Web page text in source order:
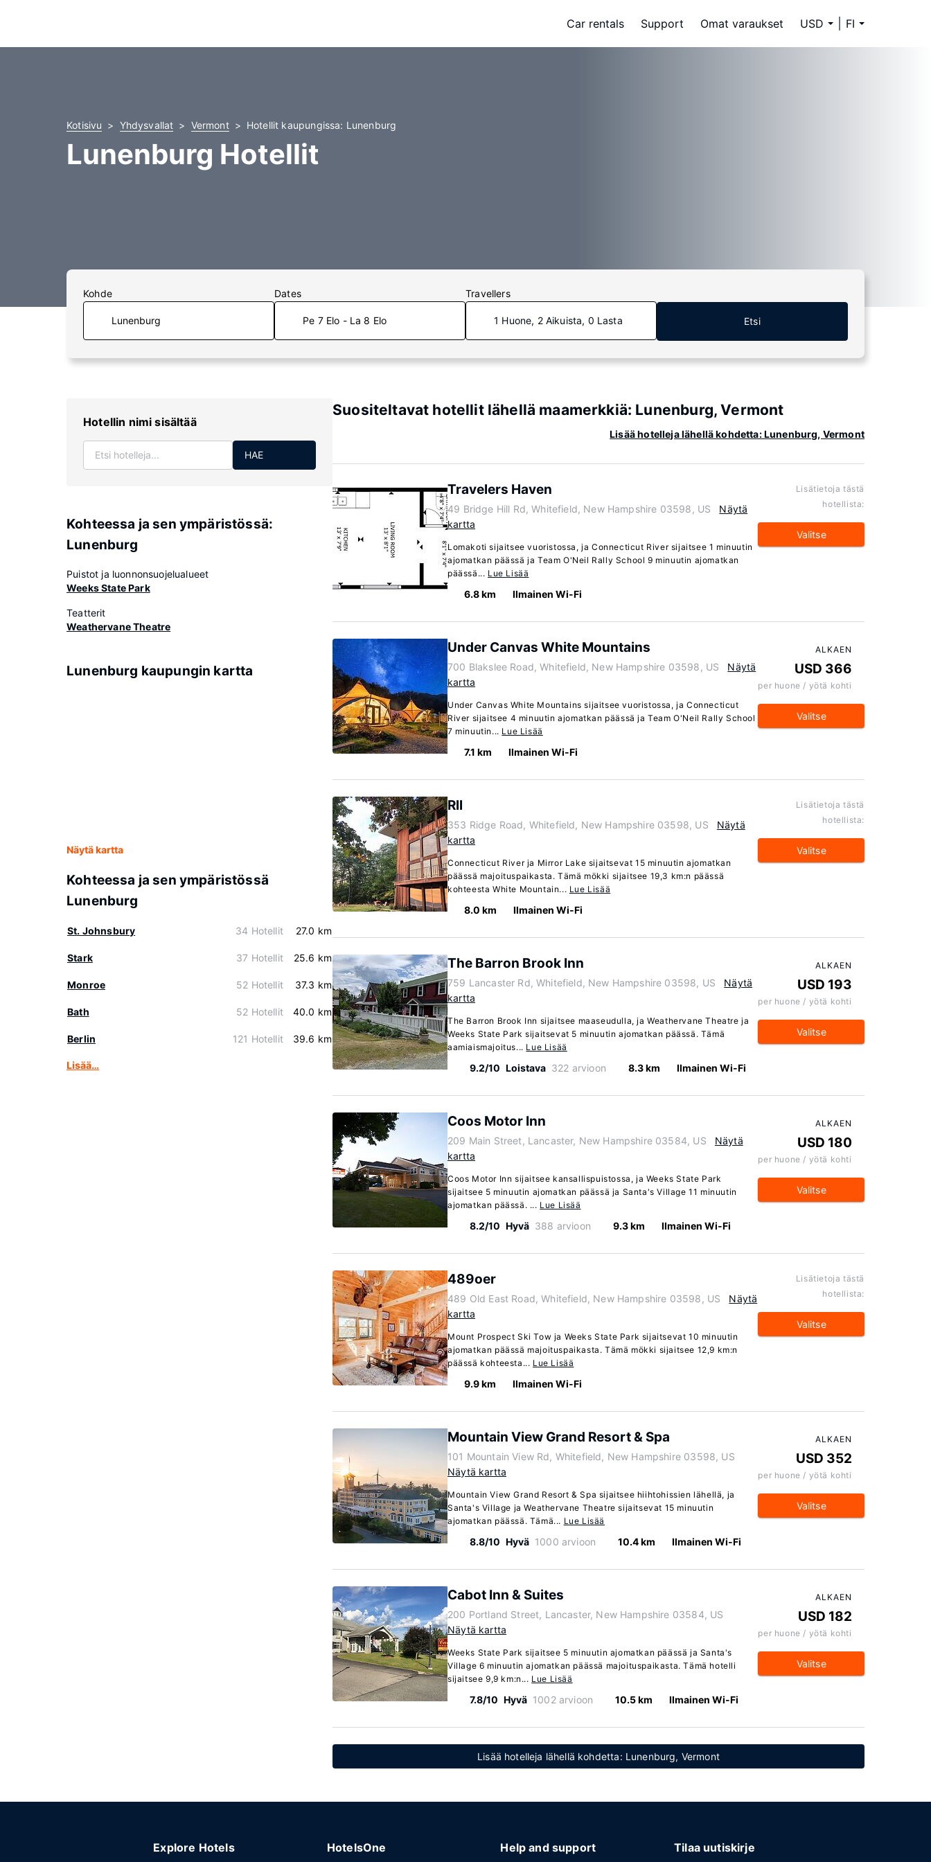
Car rentals Support Omat varaukset USD FI
Kotisivu Yhdysvallat Vermont Hotellit kaupungissa: Lunenburg
Lunenburg Hotellit
Kohde Dates
Pe 7 Elo - La 8 Elo
Travellers
1 Huone, 2 Aikuista, 0 Lasta Etsi
Hotellin nimi sisältää
HAE
Kohteessa ja sen ympäristössä:
Lunenburg
Puistot ja luonnonsuojelualueet
Weeks State Park
Teatterit
Weathervane Theatre
Lunenburg kaupungin kartta
Näytä kartta
Kohteessa ja sen ympäristössä
Lunenburg
St. Johnsbury 34 Hotellit 27.0 km
Stark 37 Hotellit 25.6 km
Monroe 52 Hotellit 37.3 km
Bath 52 Hotellit 40.0 km
Berlin 121 Hotellit 39.6 km
Lisää…
Suositeltavat hotellit lähellä maamerkkiä: Lunenburg, Vermont
Lisää hotelleja lähellä kohdetta: Lunenburg, Vermont
Travelers Haven
49 Bridge Hill Rd, Whitefield, New Hampshire 03598, US
Näytä
kartta
Lomakoti sijaitsee vuoristossa, ja Connecticut River sijaitsee 1 minuutin
ajomatkan päässä ja Team O'Neil Rally School 9 minuutin ajomatkan
päässä... Lue Lisää
6.8 km Ilmainen Wi-Fi
Lisätietoja tästä
hotellista:
Valitse
Under Canvas White Mountains
700 Blakslee Road, Whitefield, New Hampshire 03598, US
Näytä
kartta
Under Canvas White Mountains sijaitsee vuoristossa, ja Connecticut
River sijaitsee 4 minuutin ajomatkan päässä ja Team O'Neil Rally School
7 minuutin... Lue Lisää
7.1 km Ilmainen Wi-Fi
ALKAEN
USD 366
per huone / yötä kohti
Valitse
Rll
353 Ridge Road, Whitefield, New Hampshire 03598, US
Näytä
kartta
Connecticut River ja Mirror Lake sijaitsevat 15 minuutin ajomatkan
päässä majoituspaikasta. Tämä mökki sijaitsee 19,3 km:n päässä
kohteesta White Mountain... Lue Lisää
8.0 km Ilmainen Wi-Fi
Lisätietoja tästä
hotellista:
Valitse
The Barron Brook Inn
759 Lancaster Rd, Whitefield, New Hampshire 03598, US
Näytä
kartta
The Barron Brook Inn sijaitsee maaseudulla, ja Weathervane Theatre ja
Weeks State Park sijaitsevat 5 minuutin ajomatkan päässä. Tämä
aamiaismajoitus... Lue Lisää
9.2/10 Loistava 322 arvioon 8.3 km Ilmainen Wi-Fi
ALKAEN
USD 193
per huone / yötä kohti
Valitse
Coos Motor Inn
209 Main Street, Lancaster, New Hampshire 03584, US
Näytä
kartta
Coos Motor Inn sijaitsee kansallispuistossa, ja Weeks State Park
sijaitsee 5 minuutin ajomatkan päässä ja Santa's Village 11 minuutin
ajomatkan päässä. ... Lue Lisää
8.2/10 Hyvä 388 arvioon 9.3 km Ilmainen Wi-Fi
ALKAEN
USD 180
per huone / yötä kohti
Valitse
489oer
489 Old East Road, Whitefield, New Hampshire 03598, US
Näytä
kartta
Mount Prospect Ski Tow ja Weeks State Park sijaitsevat 10 minuutin
ajomatkan päässä majoituspaikasta. Tämä mökki sijaitsee 12,9 km:n
päässä kohteesta... Lue Lisää
9.9 km Ilmainen Wi-Fi
Lisätietoja tästä
hotellista:
Valitse
Mountain View Grand Resort & Spa
101 Mountain View Rd, Whitefield, New Hampshire 03598, US
Näytä kartta
Mountain View Grand Resort & Spa sijaitsee hiihtohissien lähellä, ja
Santa's Village ja Weathervane Theatre sijaitsevat 15 minuutin
ajomatkan päässä. Tämä... Lue Lisää
8.8/10 Hyvä 1000 arvioon 10.4 km Ilmainen Wi-Fi
ALKAEN
USD 352
per huone / yötä kohti
Valitse
Cabot Inn & Suites
200 Portland Street, Lancaster, New Hampshire 03584, US
Näytä kartta
Weeks State Park sijaitsee 5 minuutin ajomatkan päässä ja Santa's
Village 6 minuutin ajomatkan päässä majoituspaikasta. Tämä hotelli
sijaitsee 9,9 km:n... Lue Lisää
7.8/10 Hyvä 1002 arvioon 10.5 km Ilmainen Wi-Fi
ALKAEN
USD 182
per huone / yötä kohti
Valitse
Lisää hotelleja lähellä kohdetta: Lunenburg, Vermont
Explore Hotels HotelsOne Help and support Tilaa uutiskirje